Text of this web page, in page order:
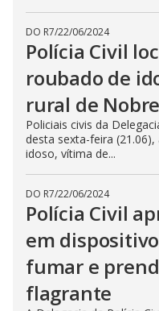
DO R7/22/06/2024
Polícia Civil
roubado de
rural de
Policiais civis da
desta sexta-feira
idoso, vítima de...
DO R7/22/06/2024
Polícia Civil
em
fumar e
flagrante